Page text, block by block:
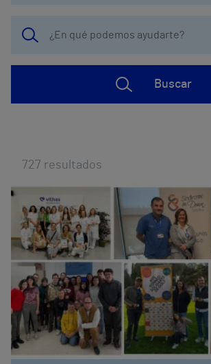
Buscar
727 resultados